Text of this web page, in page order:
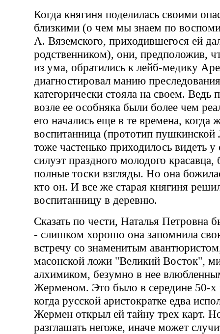
Когда княгиня поделилась своими
близкими (о чем мы знаем по
А. Вяземского, приходившегося ей
родственником), они, предположив,
из ума, обратились к лейб-медику
диагностировал манию
категорически стояла на своем. Ведь
возле ее особняка были более чем
его начались еще в те времена, когда
воспитанница (прототип
тоже частенько приходилось видеть
силуэт праздного молодого
полные тоски взгляды. Но она
кто он. И все же старая княгиня
воспитанницу в деревню.
Сказать по чести, Наталья Петровна
- слишком хорошо она запомнила
встречу со знаменитым
масонской ложи "Великий Восток",
алхимиком, безумно в нее
Жерменом. Это было в середине 50-х
когда русской аристократке едва
Жермен открыл ей тайну трех карт.
разглашать негоже, иначе может